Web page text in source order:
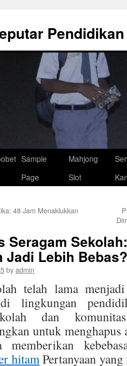
Pendidikan
Sample
Page
Mahjong
Slot
48 Jam Menaklukkan
Seragam
Jadi Lebih Bebas?
byadmin
telah lama
lingkungan
dan
untuk menghapus
memberikan
hitamPertanyaan